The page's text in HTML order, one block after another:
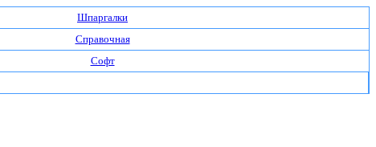
Шпаргалки
Справочная
Софт